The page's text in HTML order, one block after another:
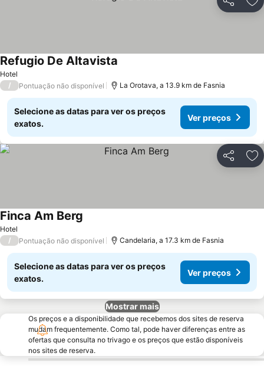
Partilhar
Hotel
Refugio De Altavista
/ Pontuação não disponível La Orotava, a 13.9 km de Fasnia
Selecione as datas para ver os preços
exatos.
Ver preços
Partilhar
Hotel
Finca Am Berg
/ Pontuação não disponível Candelaria, a 17.3 km de Fasnia
Selecione as datas para ver os preços
exatos.
Ver preços
Mostrar mais
Os preços e a disponibilidade que recebemos dos sites de reserva
mudam frequentemente. Como tal, pode haver diferenças entre as
ofertas que consulta no trivago e os preços que estão disponíveis
nos sites de reserva.